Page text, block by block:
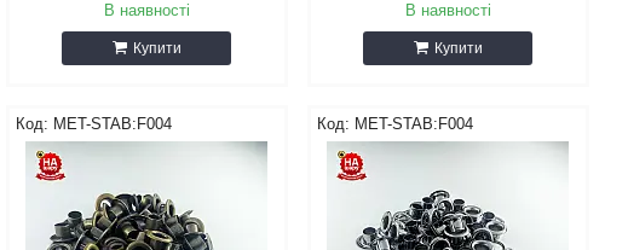
В наявності
Купити
В наявності
Купити
MET-STAB:F004 MET-STAB:F004